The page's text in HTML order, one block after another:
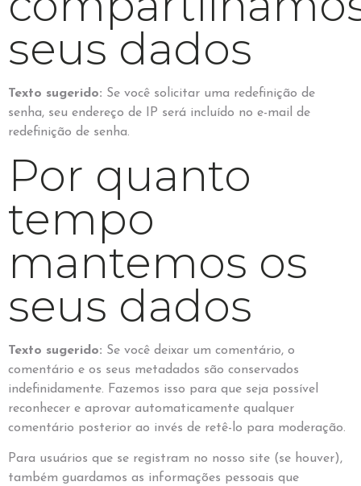
seus dados
Texto sugerido: Se você solicitar uma redefinição de
senha, seu endereço de IP será incluído no e-mail de
redefinição de senha.
Por quanto
tempo
mantemos os
seus dados
Texto sugerido: Se você deixar um comentário, o
comentário e os seus metadados são conservados
indefinidamente. Fazemos isso para que seja possível
reconhecer e aprovar automaticamente qualquer
comentário posterior ao invés de retê-lo para moderação.
Para usuários que se registram no nosso site (se houver),
também guardamos as informações pessoais que